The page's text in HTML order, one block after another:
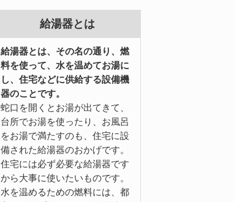
給湯器とは
給湯器とは、その名の通り、燃
料を使って、水を温めてお湯に
し、住宅などに供給する設備機
器のことです。
蛇口を開くとお湯が出てきて、
台所でお湯を使ったり、お風呂
をお湯で満たすのも、住宅に設
備された給湯器のおかげです。
住宅には必ず必要な給湯器です
から大事に使いたいものです。
水を温めるための燃料には、都